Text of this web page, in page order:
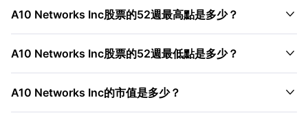
A10 Networks Inc股票的52週最高點是多少？ 
A10 Networks Inc股票的52週最低點是多少？ 
A10 Networks Inc的市值是多少？ 